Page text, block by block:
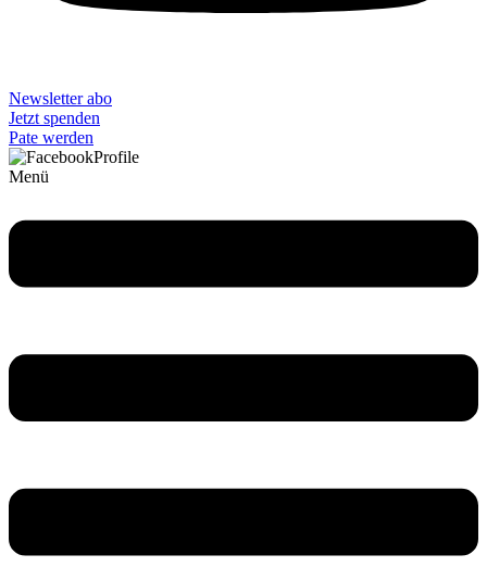
Newsletter abo
Jetzt spenden
Pate werden
Menü